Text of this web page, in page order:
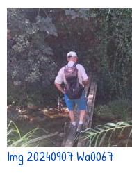
Img 20240907 Wa0067